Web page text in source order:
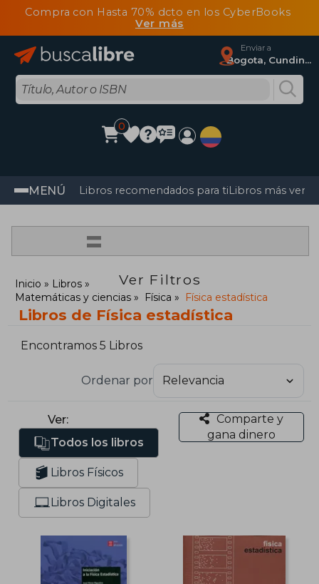
Compra con Hasta 70% dcto en los CyberBooks
Ver más
Enviar a
Bogota, Cundinamarca
0
MENÚ Libros recomendados para tiLibros más
=
Ver Filtros
Inicio
Libros
Matemáticas y ciencias
Física Física estadística
Libros de Física estadística
Encontramos 5 Libros
Ordenar por
Ver:
Todos los libros
Libros Físicos
Libros Digitales
Comparte y
gana dinero